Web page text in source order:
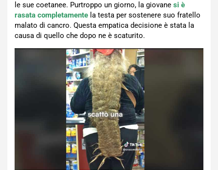
le sue coetanee. Purtroppo un giorno, la giovane si è
rasata completamente la testa per sostenere suo fratello
malato di cancro. Questa empatica decisione è stata la
causa di quello che dopo ne è scaturito.